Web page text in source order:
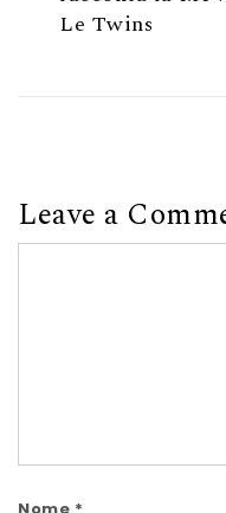
Le Twins
Leave a